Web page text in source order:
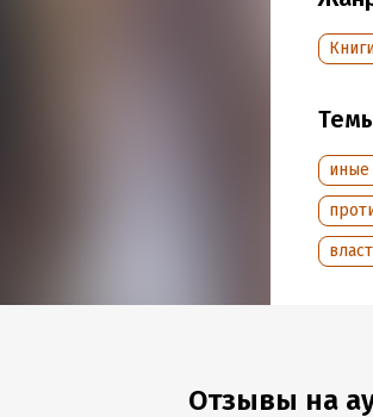
Год
Дата
Отзывы на